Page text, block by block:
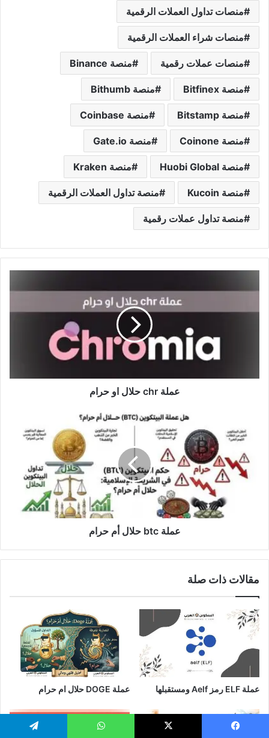
منصات تداول العملات الرقمية
منصات شراء العملات الرقمية
منصات عملات رقمية منصة Binance
منصة Bitfinex منصة Bithumb
منصة Bitstamp منصة Coinbase
منصة Coinone منصة Gate.io
منصة Huobi Global منصة Kraken
منصة Kucoin منصة تداول العملات الرقمية
منصة تداول عملات رقمية
او
عملة chr حلال او حرام
حرام
عملة btc حلال أم حرام
مقالات ذات صلة
عملة ELF رمز Aelf ومستقبلها عملة DOGE حلال ام حرام